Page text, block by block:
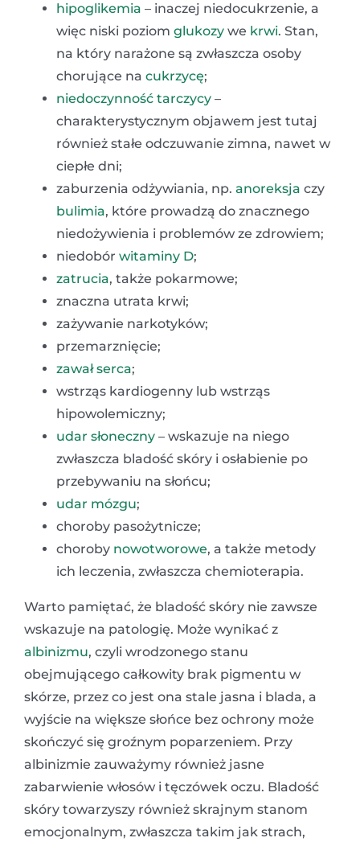
hipoglikemia – inaczej niedocukrzenie, a
więc niski poziom glukozy we krwi. Stan,
na który narażone są zwłaszcza osoby
chorujące na cukrzycę;
niedoczynność tarczycy –
charakterystycznym objawem jest tutaj
również stałe odczuwanie zimna, nawet w
ciepłe dni;
zaburzenia odżywiania, np. anoreksja czy
bulimia, które prowadzą do znacznego
niedożywienia i problemów ze zdrowiem;
niedobór witaminy D;
zatrucia, także pokarmowe;
znaczna utrata krwi;
zażywanie narkotyków;
przemarznięcie;
zawał serca;
wstrząs kardiogenny lub wstrząs
hipowolemiczny;
udar słoneczny – wskazuje na niego
zwłaszcza bladość skóry i osłabienie po
przebywaniu na słońcu;
udar mózgu;
choroby pasożytnicze;
choroby nowotworowe, a także metody
ich leczenia, zwłaszcza chemioterapia.
Warto pamiętać, że bladość skóry nie zawsze
wskazuje na patologię. Może wynikać z
albinizmu, czyli wrodzonego stanu
obejmującego całkowity brak pigmentu w
skórze, przez co jest ona stale jasna i blada, a
wyjście na większe słońce bez ochrony może
skończyć się groźnym poparzeniem. Przy
albinizmie zauważymy również jasne
zabarwienie włosów i tęczówek oczu. Bladość
skóry towarzyszy również skrajnym stanom
emocjonalnym, zwłaszcza takim jak strach,